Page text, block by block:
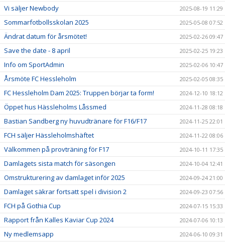
Vi säljer Newbody 2025-08-19 11:29
Sommarfotbollsskolan 2025 2025-05-08 07:52
Ändrat datum för årsmötet! 2025-02-26 09:47
Save the date - 8 april 2025-02-25 19:23
Info om SportAdmin 2025-02-06 10:47
Årsmöte FC Hessleholm 2025-02-05 08:35
FC Hessleholm Dam 2025: Truppen börjar ta form! 2024-12-10 18:12
Öppet hus Hässleholms Låssmed 2024-11-28 08:18
Bastian Sandberg ny huvudtränare för F16/F17 2024-11-25 22:01
FCH säljer Hässleholmshäftet 2024-11-22 08:06
Välkommen på provträning för F17 2024-10-11 17:35
Damlagets sista match för säsongen 2024-10-04 12:41
Omstrukturering av damlaget inför 2025 2024-09-24 21:00
Damlaget säkrar fortsatt spel i division 2 2024-09-23 07:56
FCH på Gothia Cup 2024-07-15 15:33
Rapport från Kalles Kaviar Cup 2024 2024-07-06 10:13
Ny medlemsapp 2024-06-10 09:31